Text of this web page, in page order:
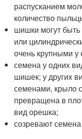
распусканием
количество
шишки могут
или
очень крупными у
семена у одних
шишек; у других
семенами, крыло
превращена в
вид орешка;
созревают